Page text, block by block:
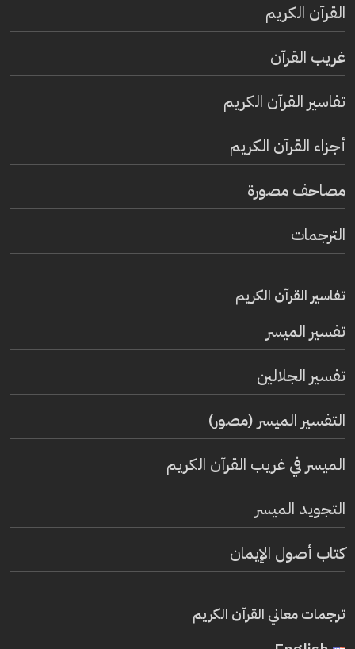
القرآن الكريم
غريب القرآن
تفاسير القرآن الكريم
أجزاء القرآن الكريم
مصاحف مصورة
الترجمات
تفاسير القرآن الكريم
تفسير المیسر
تفسير الجلالين
التفسير الميسر (مصور)
الميسر في غريب القرآن الكريم
التجويد الميسر
كتاب أصول الإيمان
ترجمات معاني القرآن الكريم